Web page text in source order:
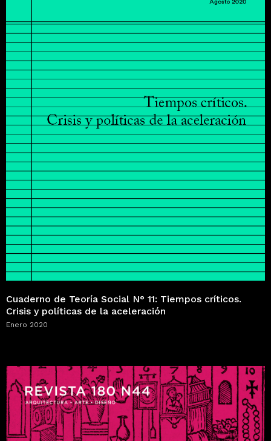
Cuaderno de Teoría Social N° 11: Tiempos críticos.
Crisis y políticas de la aceleración
Enero 2020